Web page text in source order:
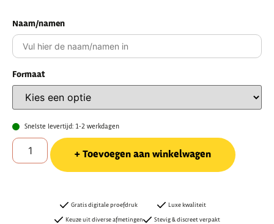
Naam/namen
Formaat
Snelste levertijd: 1-2 werkdagen
Toevoegen aan winkelwagen
Gratis digitale proefdruk
Keuze uit diverse afmetingen
Luxe kwaliteit
Stevig & discreet verpakt